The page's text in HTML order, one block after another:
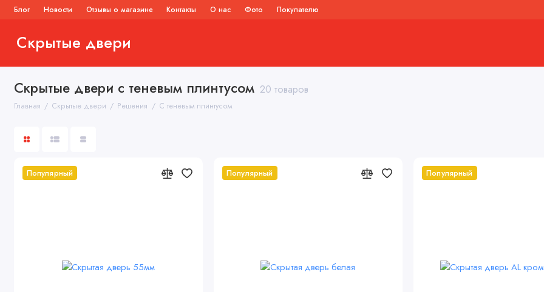
Блог Новости Отзывы о магазине Контакты О нас Фото Покупателю
Скрытые двери
Скрытые двери с теневым плинтусом 20 товаров
Главная Скрытые двери Решения С теневым плинтусом
Популярный Популярный Популярный